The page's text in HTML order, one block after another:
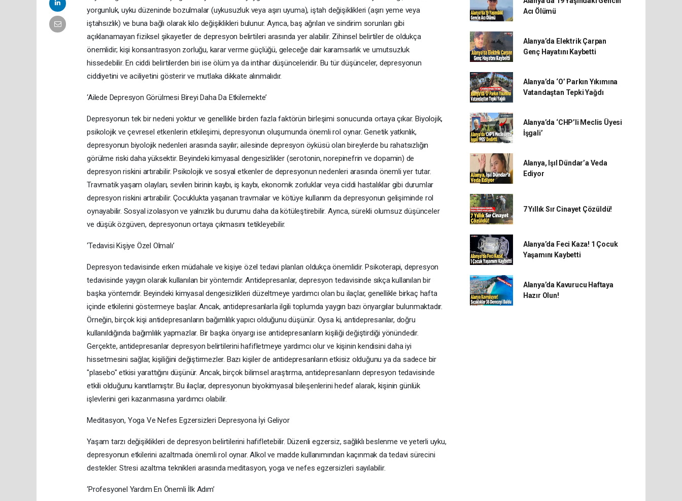
yorgunluk, uyku düzeninde bozulmalar (uykusuzluk veya aşırı uyuma), iştah değişiklikleri (aşırı yeme veya
iştahsızlık) ve buna bağlı olarak kilo değişiklikleri bulunur. Ayrıca, baş ağrıları ve sindirim sorunları gibi
açıklanamayan fiziksel şikayetler de depresyon belirtileri arasında yer alabilir. Zihinsel belirtiler de oldukça
önemlidir; kişi konsantrasyon zorluğu, karar verme güçlüğü, geleceğe dair karamsarlık ve umutsuzluk
hissedebilir. En ciddi belirtilerden biri ise ölüm ya da intihar düşünceleridir. Bu tür düşünceler, depresyonun
ciddiyetini ve aciliyetini gösterir ve mutlaka dikkate alınmalıdır.
‘Ailede Depresyon Görülmesi Bireyi Daha Da Etkilemekte’
Depresyonun tek bir nedeni yoktur ve genellikle birden fazla faktörün birleşimi sonucunda ortaya çıkar. Biyolojik,
psikolojik ve çevresel etkenlerin etkileşimi, depresyonun oluşumunda önemli rol oynar. Genetik yatkınlık,
depresyonun biyolojik nedenleri arasında sayılır; ailesinde depresyon öyküsü olan bireylerde bu rahatsızlığın
görülme riski daha yüksektir. Beyindeki kimyasal dengesizlikler (serotonin, norepinefrin ve dopamin) de
depresyon riskini artırabilir. Psikolojik ve sosyal etkenler de depresyonun nedenleri arasında önemli yer tutar.
Travmatik yaşam olayları, sevilen birinin kaybı, iş kaybı, ekonomik zorluklar veya ciddi hastalıklar gibi durumlar
depresyon riskini artırabilir. Çocuklukta yaşanan travmalar ve kötüye kullanım da depresyonun gelişiminde rol
oynayabilir. Sosyal izolasyon ve yalnızlık bu durumu daha da kötüleştirebilir. Ayrıca, sürekli olumsuz düşünceler
ve düşük özgüven, depresyonun ortaya çıkmasını tetikleyebilir.
‘Tedavisi Kişiye Özel Olmalı’
Depresyon tedavisinde erken müdahale ve kişiye özel tedavi planları oldukça önemlidir. Psikoterapi, depresyon
tedavisinde yaygın olarak kullanılan bir yöntemdir. Antidepresanlar, depresyon tedavisinde sıkça kullanılan bir
başka yöntemdir. Beyindeki kimyasal dengesizlikleri düzeltmeye yardımcı olan bu ilaçlar, genellikle birkaç hafta
içinde etkilerini göstermeye başlar. Ancak, antidepresanlarla ilgili toplumda yaygın bazı önyargılar bulunmaktadır.
Örneğin, birçok kişi antidepresanların bağımlılık yapıcı olduğunu düşünür. Oysa ki, antidepresanlar, doğru
kullanıldığında bağımlılık yapmazlar. Bir başka önyargı ise antidepresanların kişiliği değiştirdiği yönündedir.
Gerçekte, antidepresanlar depresyon belirtilerini hafifletmeye yardımcı olur ve kişinin kendisini daha iyi
hissetmesini sağlar, kişiliğini değiştirmezler. Bazı kişiler de antidepresanların etkisiz olduğunu ya da sadece bir
"plasebo" etkisi yarattığını düşünür. Ancak, birçok bilimsel araştırma, antidepresanların depresyon tedavisinde
etkili olduğunu kanıtlamıştır. Bu ilaçlar, depresyonun biyokimyasal bileşenlerini hedef alarak, kişinin günlük
işlevlerini geri kazanmasına yardımcı olabilir.
Meditasyon, Yoga Ve Nefes Egzersizleri Depresyona İyi Geliyor
Yaşam tarzı değişiklikleri de depresyon belirtilerini hafifletebilir. Düzenli egzersiz, sağlıklı beslenme ve yeterli uyku,
depresyonun etkilerini azaltmada önemli rol oynar. Alkol ve madde kullanımından kaçınmak da tedavi sürecini
destekler. Stresi azaltma teknikleri arasında meditasyon, yoga ve nefes egzersizleri sayılabilir.
‘Profesyonel Yardım En Önemli İlk Adım’
Acı Ölümü
Alanya’da Elektrik Çarpan
Genç Hayatını Kaybetti
Alanya’da ‘O’ Parkın Yıkımına
Vatandaştan Tepki Yağdı
Alanya’da ‘CHP’li Meclis Üyesi
İşgali’
Alanya, Işıl Dündar’a Veda
Ediyor
7 Yıllık Sır Cinayet Çözüldü!
Alanya’da Feci Kaza! 1 Çocuk
Yaşamını Kaybetti
Alanya’da Kavurucu Haftaya
Hazır Olun!